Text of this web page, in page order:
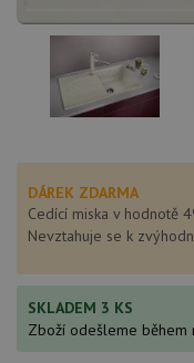
DÁREK ZDARMA
Cedící miska v hodnotě
Nevztahuje se k
SKLADEM 3 KS
Zboží odešleme během